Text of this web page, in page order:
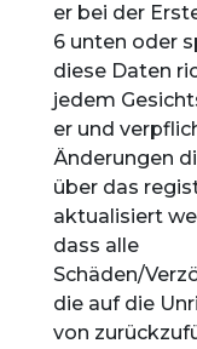
er bei der
6 unten oder
diese Daten
jedem
er und
Änderungen
über das
aktualisiert
dass alle
Schäden/
die auf die
von